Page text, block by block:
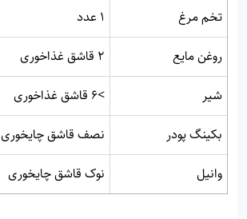
تخم مرغ
1 عدد
روغن مایع
2 قاشق غذاخوری
شیر
>6 قاشق غذاخوری
بکینگ پودر
نصف قاشق چایخوری
وانیل
نوک قاشق چایخوری